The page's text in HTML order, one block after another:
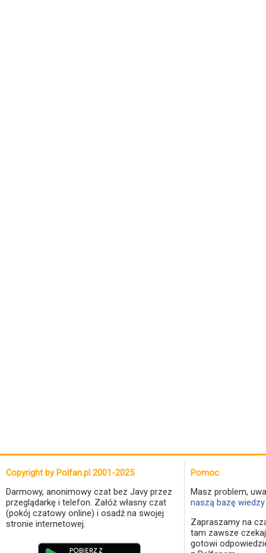
Copyright by Polfan.pl 2001-2025
Darmowy, anonimowy czat bez Javy przez
przeglądarkę i telefon. Załóż własny czat
(pokój czatowy online) i osadź na swojej
stronie internetowej.
Pomoc
Masz problem,
naszą bazę
Zapraszamy na
tam zawsze
gotowi